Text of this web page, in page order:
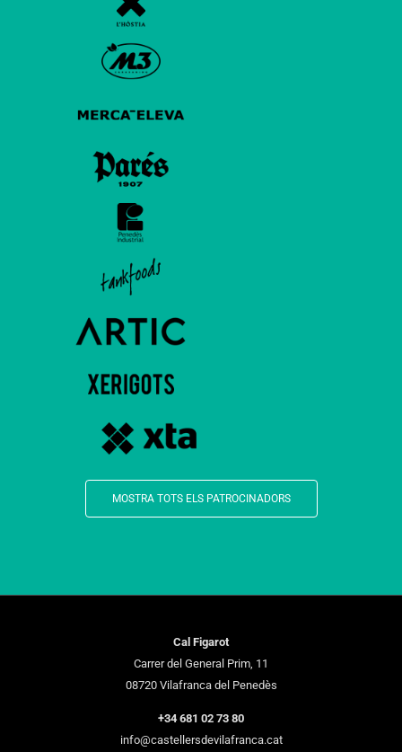
MOSTRA TOTS ELS PATROCINADORS
Cal Figarot
Carrer del General Prim, 11
08720 Vilafranca del Penedès
+34 681 02 73 80
info@castellersdevilafranca.cat